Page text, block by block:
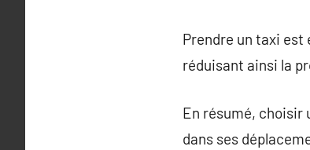
Prendre un taxi est
réduisant ainsi la
En résumé, choisir
dans ses